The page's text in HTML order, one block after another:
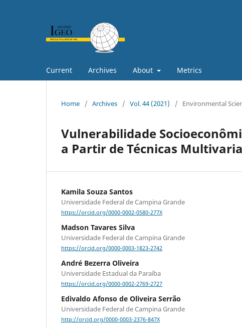
Current Archives About Metrics
Home / Archives / Vol. 44 (2021) / Environmental
Vulnerabilidade
a Partir de Técnicas
Kamila Souza Santos
Universidade Federal de Campina Grande
https://orcid.org/0000-0002-0580-277X
Madson Tavares Silva
Universidade Federal de Campina Grande
https://orcid.org/0000-0003-1823-2742
André Bezerra Oliveira
Universidade Estadual da Paraíba
https://orcid.org/0000-0002-2769-2727
Edivaldo Afonso de Oliveira Serrão
Universidade Federal de Campina Grande
http://orcid.org/0000-0003-2376-847X